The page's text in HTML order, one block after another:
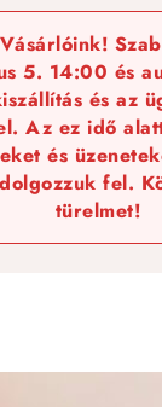
5. 14:00 és
és az
Az ez idő
és
fel.
türelmet!